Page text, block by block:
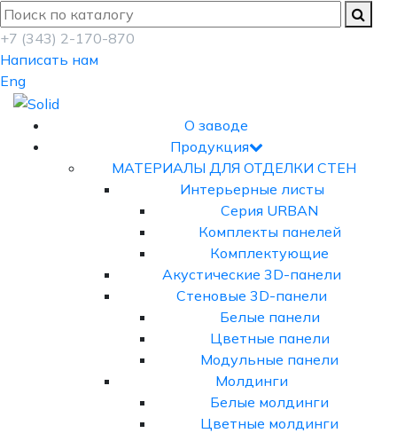
+7 (343) 2-170-870
Написать нам
Eng
О заводе
Продукция
МАТЕРИАЛЫ ДЛЯ ОТДЕЛКИ СТЕН
Интерьерные листы
Серия URBAN
Комплекты панелей
Комплектующие
Акустические 3D-панели
Стеновые 3D-панели
Белые панели
Цветные панели
Модульные панели
Молдинги
Белые молдинги
Цветные молдинги